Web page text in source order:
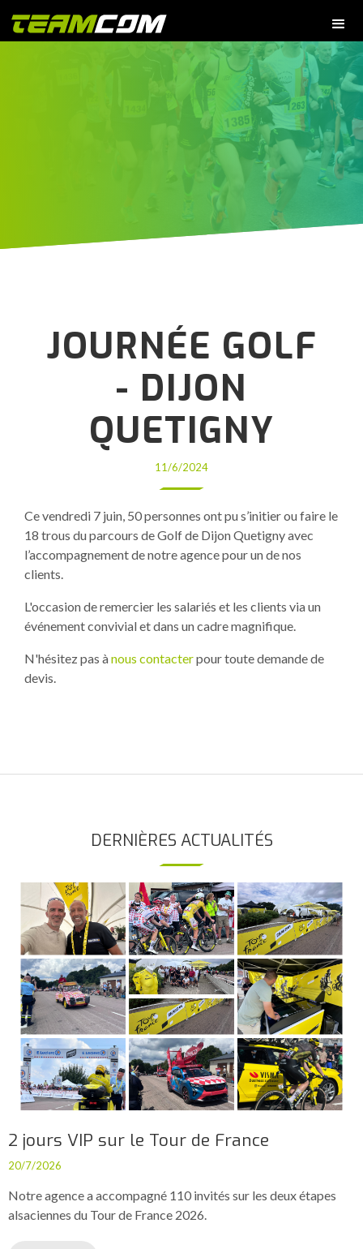
JOURNÉE GOLF
- DIJON
QUETIGNY
11/6/2024
Ce vendredi 7 juin, 50 personnes ont pu s’initier ou faire le
18 trous du parcours de Golf de Dijon Quetigny avec
l’accompagnement de notre agence pour un de nos
clients.
L'occasion de remercier les salariés et les clients via un
événement convivial et dans un cadre magnifique.
N'hésitez pas ànous contacterpour toute demande de
devis.
DERNIÈRES ACTUALITÉS
2 jours VIP sur le Tour de France
20/7/2026
Notre agence a accompagné 110 invités sur les deux étapes
alsaciennes du Tour de France 2026.